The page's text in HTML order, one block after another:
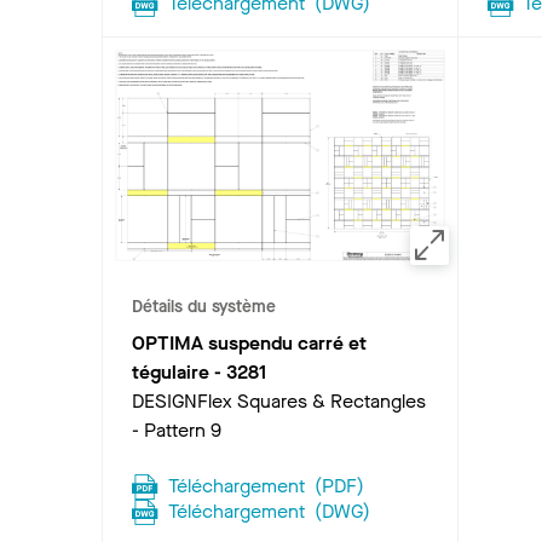
Détails du système
OPTIMA suspendu carré et
tégulaire- 3281
DESIGNFlex Squares & Rectangles
- Pattern 9
Téléchargement (PDF)
Téléchargement (DWG)